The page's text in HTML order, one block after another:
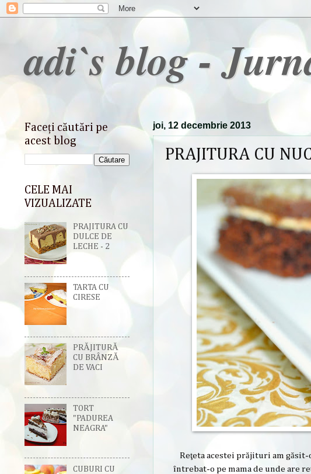
adi`s blog -
joi, 12 decembrie 2013
PRAJITURA CU
Reţeta acestei prăjituri am
întrebat-o pe mama de unde are
Faceți căutări pe
acest blog
CELE MAI
VIZUALIZATE
PRAJITURA CU
DULCE DE
LECHE - 2
TARTA CU
CIRESE
PRĂJITURĂ
CU BRÂNZĂ
DE VACI
TORT
"PADUREA
NEAGRA"
CUBURI CU